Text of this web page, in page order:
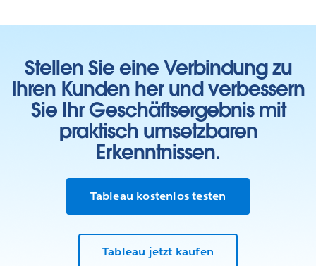
Stellen Sie eine Verbindung zu
Ihren Kunden her und verbessern
Sie Ihr Geschäftsergebnis mit
praktisch umsetzbaren
Erkenntnissen.
Tableau kostenlos testen
Tableau jetzt kaufen